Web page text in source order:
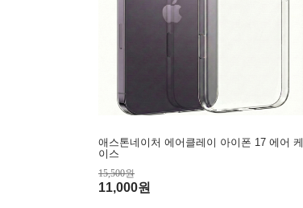
애스톤네이처 에어클레이 아이폰 17 에어 케
이스
15,500원
11,000원